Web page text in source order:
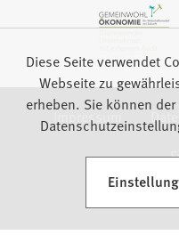
Impressum
Diese Seite verwendet
Webseite zu
erheben. Sie können
(Öffnet in einem neuen Tab)